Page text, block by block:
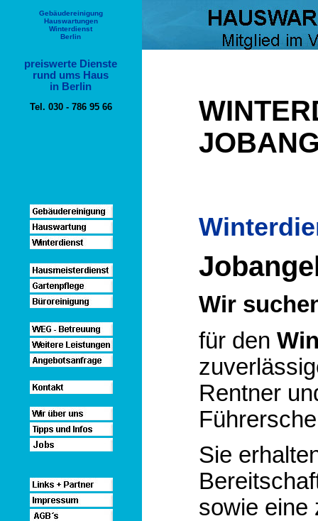
Gebäudereinigung
Hauswartungen
Winterdienst
Berlin
preiswerte Dienste
rund ums Haus
in Berlin
Tel. 030 - 786 95 66
Wir
für den
Rentner
Sie
sowie eine